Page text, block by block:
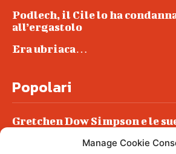
Manage Cookie
Podlech, il Cile lo ha
all’ergastolo
Era ubriaca…
Popolari
Gretchen Dow Simpson e le